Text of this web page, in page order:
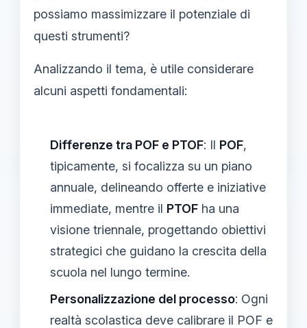
possiamo massimizzare il potenziale di
questi strumenti?
Analizzando il tema, è utile considerare
alcuni aspetti fondamentali:
Differenze tra POF e PTOF: Il POF,
tipicamente, si focalizza su un piano
annuale, delineando offerte e iniziative
immediate, mentre il PTOF ha una
visione triennale, progettando obiettivi
strategici che guidano la crescita della
scuola nel lungo termine.
Personalizzazione del processo: Ogni
realtà scolastica deve calibrare il POF e